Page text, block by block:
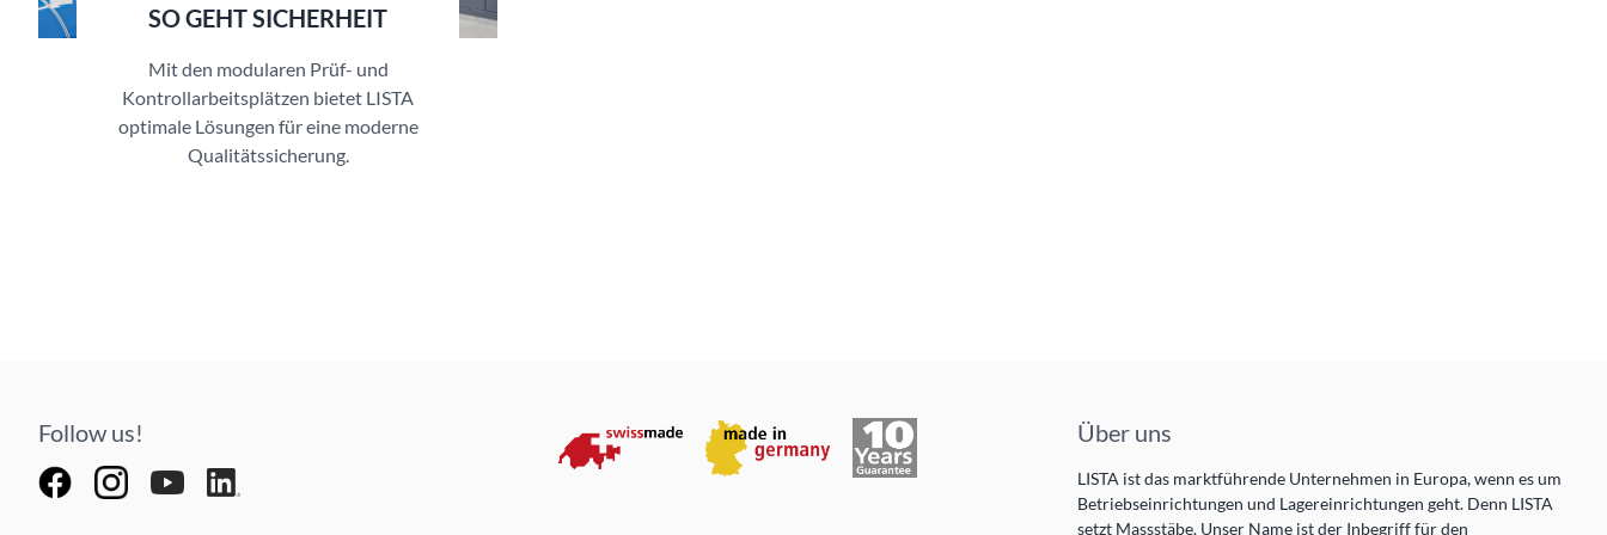
SO GEHT SICHERHEIT
Mit den modularen Prüf- und
Kontrollarbeitsplätzen bietet LISTA
optimale Lösungen für eine moderne
Qualitätssicherung.
Follow us! Über uns
LISTA ist das marktführende Unternehmen in Europa, wenn es um
Betriebseinrichtungen und Lagereinrichtungen geht. Denn LISTA
setzt Massstäbe. Unser Name ist der Inbegriff für den